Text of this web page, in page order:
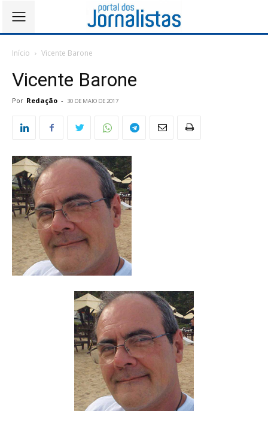
Início Vicente Barone
Vicente Barone
Por Redação - 30 DE MAIO DE 2017